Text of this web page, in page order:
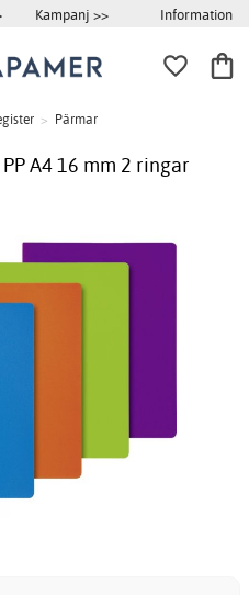
Kampanj >> Information
> Pärmar
A4 16 mm 2 ringar